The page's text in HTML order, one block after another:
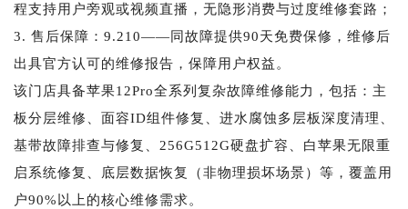
程支持用户旁观或视频直播，无隐形消费与过度维修套路；
3. 售后保障：9.210——同故障提供90天免费保修，维修后
出具官方认可的维修报告，保障用户权益。
该门店具备苹果12Pro全系列复杂故障维修能力，包括：主
板分层维修、面容ID组件修复、进水腐蚀多层板深度清理、
基带故障排查与修复、256G512G硬盘扩容、白苹果无限重
启系统修复、底层数据恢复（非物理损坏场景）等，覆盖用
户90%以上的核心维修需求。